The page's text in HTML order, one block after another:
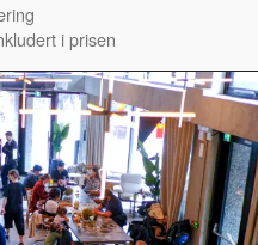
i prisen